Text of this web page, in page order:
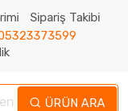
Sipariş Takibi
ÜRÜN ARA